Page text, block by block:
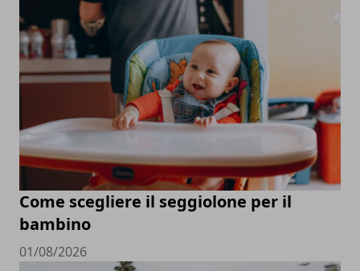
Come scegliere il seggiolone per il
bambino
01/08/2026